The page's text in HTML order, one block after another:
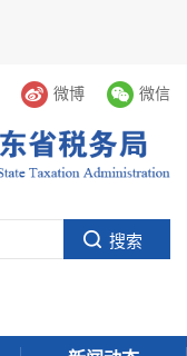
微博 微信